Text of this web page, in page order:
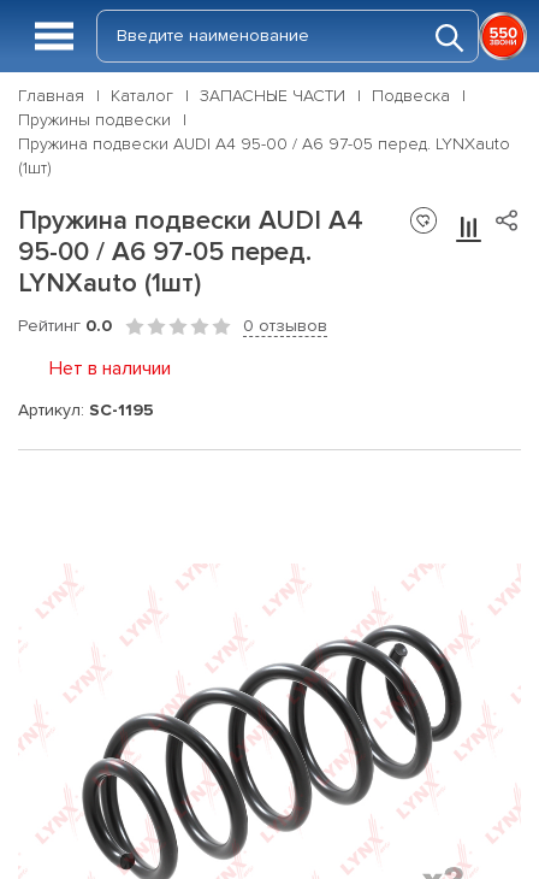
Главная Каталог ЗАПАСНЫЕ ЧАСТИ
Подвеска
Пружины подвески
Пружина подвески AUDI A4 95-00 / A6 97-05 перед. LYNXauto
(1шт)
Пружина подвески AUDI A4
95-00 / A6 97-05 перед.
LYNXauto (1шт)
Рейтинг 0.0 0 отзывов
Нет в наличии
Артикул: SC-1195